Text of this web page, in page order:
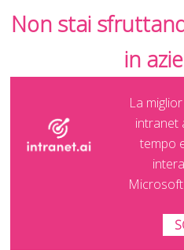
Non stai
in
La
intranet
tempo